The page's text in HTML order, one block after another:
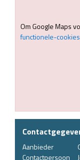
Om Google Maps
functionele-
Aanbieder
Contactpersoon